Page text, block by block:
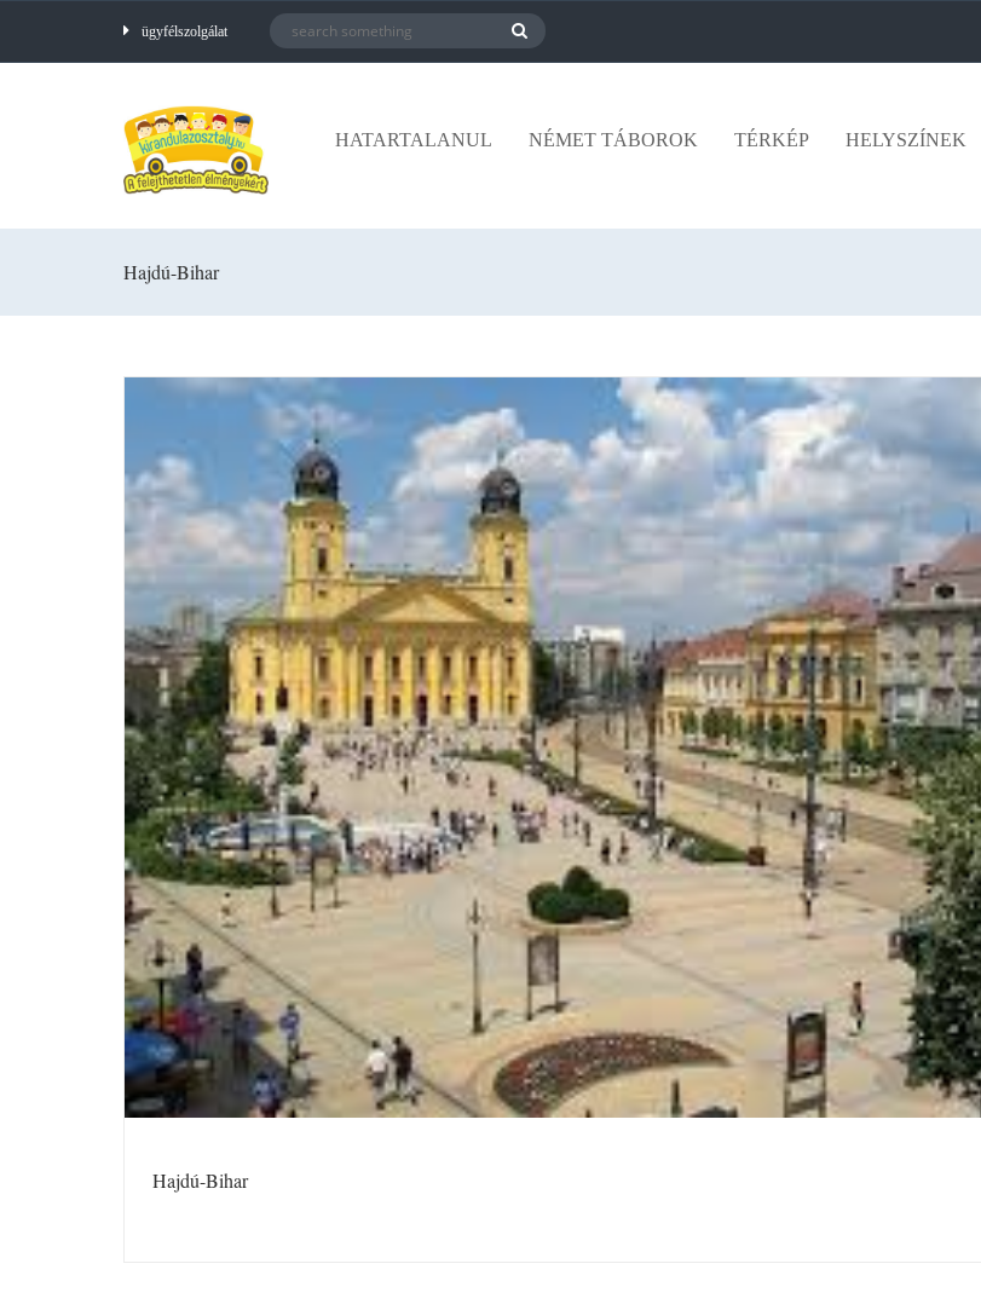
ügyfélszolgálat
HATARTALANUL NÉMET TÁBOROK TÉRKÉP HELYSZÍNEK
Hajdú-Bihar
Hajdú-Bihar